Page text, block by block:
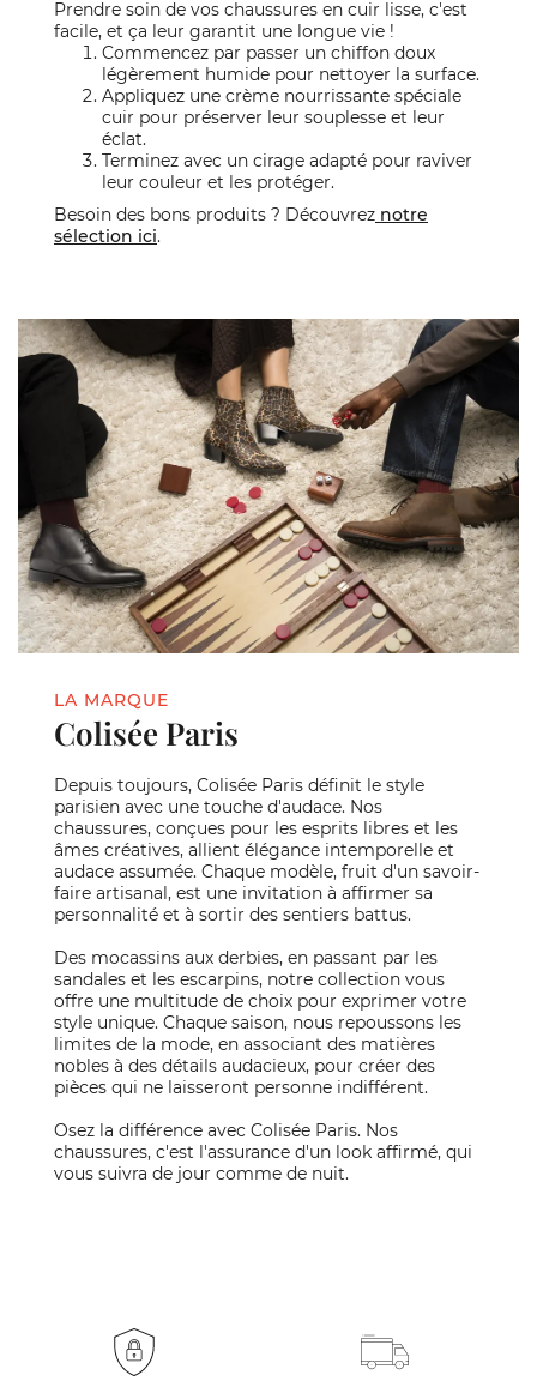
Prendre soin de vos chaussures en cuir lisse, c'est
facile, et ça leur garantit une longue vie !
Commencez par passer un chiffon doux
légèrement humide pour nettoyer la surface.
Appliquez une crème nourrissante spéciale
cuir pour préserver leur souplesse et leur
éclat.
Terminez avec un cirage adapté pour raviver
leur couleur et les protéger.
Besoin des bons produits ? Découvrez notre
sélection ici.
LA MARQUE
Colisée Paris
Depuis toujours, Colisée Paris définit le style
parisien avec une touche d'audace. Nos
chaussures, conçues pour les esprits libres et les
âmes créatives, allient élégance intemporelle et
audace assumée. Chaque modèle, fruit d'un savoir-
faire artisanal, est une invitation à affirmer sa
personnalité et à sortir des sentiers battus.
Des mocassins aux derbies, en passant par les
sandales et les escarpins, notre collection vous
offre une multitude de choix pour exprimer votre
style unique. Chaque saison, nous repoussons les
limites de la mode, en associant des matières
nobles à des détails audacieux, pour créer des
pièces qui ne laisseront personne indifférent.
Osez la différence avec Colisée Paris. Nos
chaussures, c'est l'assurance d'un look affirmé, qui
vous suivra de jour comme de nuit.